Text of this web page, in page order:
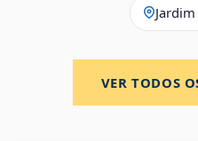
VER TODOS